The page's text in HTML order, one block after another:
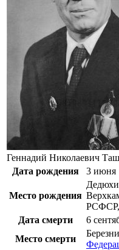
Геннадий Николаевич
Дата рождения
3 июня
Место рождения
РСФСР,
Дата смерти
6
Место смерти